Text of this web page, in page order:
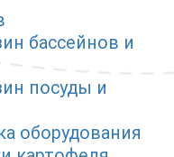
бассейнов и
посуды и
оборудования